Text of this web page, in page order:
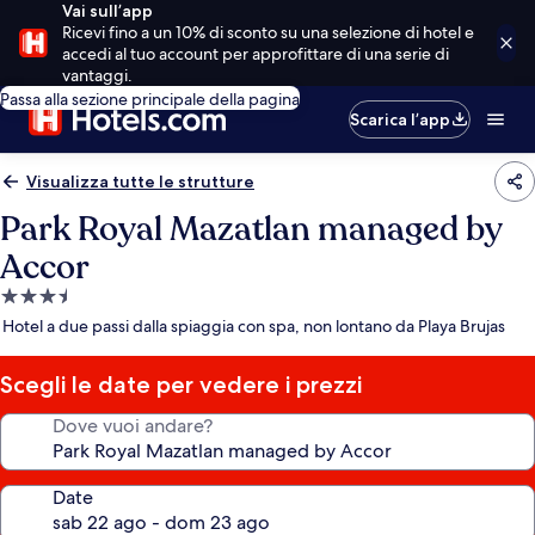
Vai sull’app
Ricevi fino a un 10% di sconto su una selezione di hotel e
accedi al tuo account per approfittare di una serie di
vantaggi.
Passa alla sezione principale della pagina
Scarica l’app
Visualizza tutte le strutture
Park Royal Mazatlan managed by
Accor
Struttura
a
stelle
Hotel a due passi dalla spiaggia con spa, non lontano da Playa Brujas
Scegli le date per vedere i prezzi
Dove vuoi andare?
Date